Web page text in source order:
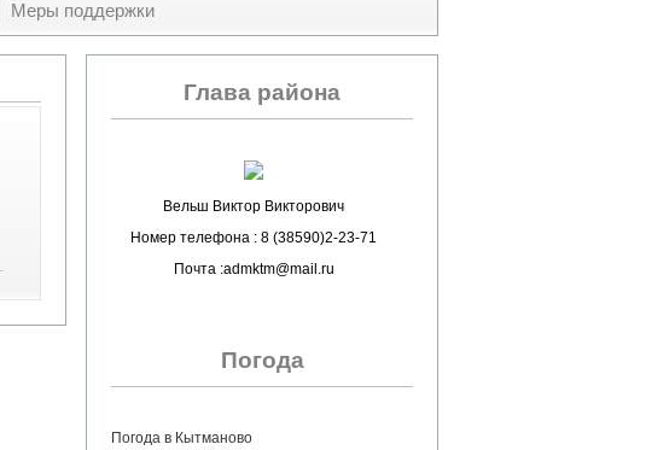
Меры поддержки
Глава района
Вельш Виктор Викторович
Номер телефона : 8 (38590)2-23-71
Почта :admktm@mail.ru
Погода
Погода в Кытманово